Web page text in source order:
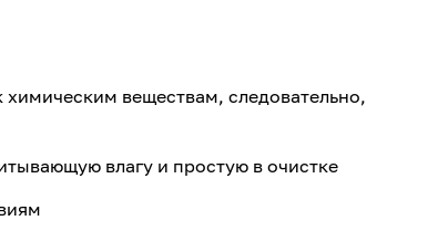
химическим веществам, следовательно,
влагу и простую в очистке